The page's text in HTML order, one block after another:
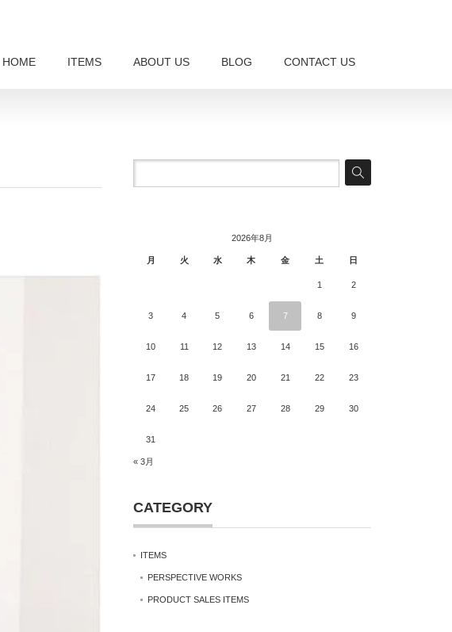
HOME ITEMS ABOUT US BLOG CONTACT US
2026年8月
月 火 水 木 金 土 日
1 2
3 4 5 6 7 8 9
10 11 12 13 14 15 16
17 18 19 20 21 22 23
24 25 26 27 28 29 30
31
« 3月
CATEGORY
ITEMS
PERSPECTIVE WORKS
PRODUCT SALES ITEMS